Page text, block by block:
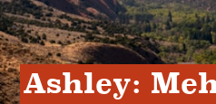
Ashley: